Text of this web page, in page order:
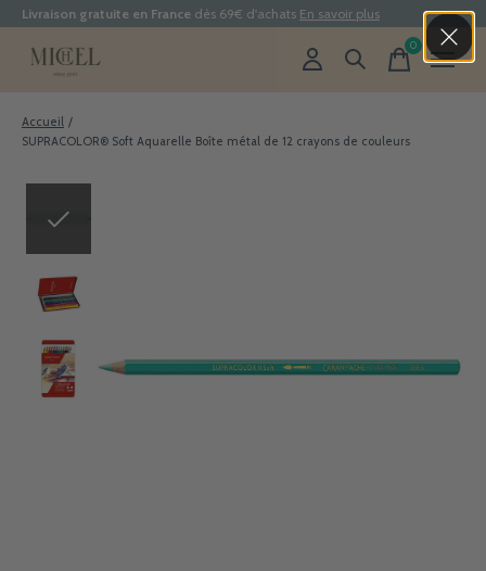
Livraison gratuite en France dès 69€ d'achats En savoir plus
0items
Accueil /
SUPRACOLOR® Soft Aquarelle Boîte métal de 12 crayons de couleurs